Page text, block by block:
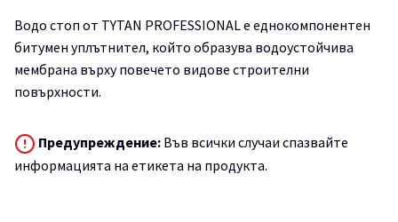
Водо стоп от TYTAN PROFESSIONAL е еднокомпонентен
битумен уплътнител, който образува водоустойчива
мембрана върху повечето видове строителни
повърхности.
Предупреждение: Във всички случаи спазвайте
информацията на етикета на продукта.